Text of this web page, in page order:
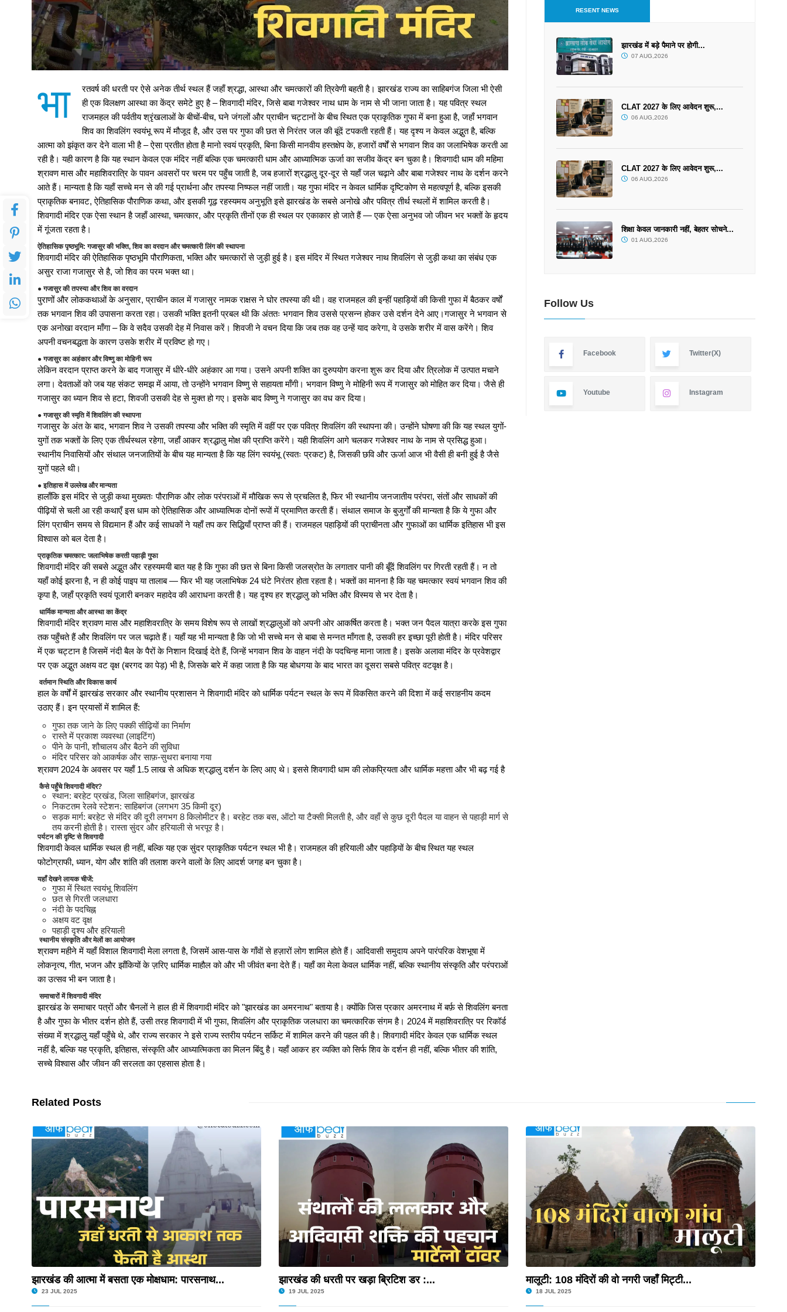
IBPS Recruitment 2026: बैंकों में PO और मैनेजमेंट ट्रेनी के 6715 पदों पर भर्ती, स्नातक...
नीट यूजी री-एग्जाम में बायोम संस्थान का उत्कृष्ट प्रदर्शन, कई छात्रों को मिलेंगे सरकारी कॉलेज...
बीआईटी मेसरा और आईआईटी भुवनेश्वर के बीच एमओयू, संयुक्त शोध और शैक्षणिक सहयोग को मिलेगा...
NEET UG री-एग्जाम में झारखंड के सुहर्ष बने स्टेट टॉपर, AIR 455. रांची के ज्ञानेंद्र...
विद्या विकास पब्लिक स्कूल में छात्र परिषद् शपथ ग्रहण समारोह का भव्य आयोजन
विद्या विकास पब्लिक स्कूल में छात्र परिषद् शपथ ग्रहण समारोह का भव्य आयोजन
BIT मेसरा के दो छात्रों को करोड़ों का पैकेज, रांची के कुशाग्र को 1.4 करोड़...
हॉकी झारखंड की बड़ी उपलब्धि, यूथ हॉकी 5s एशियन चैंपियनशिप के लिए भारतीय टीम में...
बीएससी नर्सिंग बेसिक, पोस्ट-बेसिक प्रवेश परीक्षा के लिए आवेदन शुरू
BIT मेसरा ने मनाया 72वां स्थापना दिवस, NVIDIA-पावर्ड सेंटर ऑफ एक्सीलेंस की घोषणा
Jharkhand Teacher Recruitment 2025: JSSC ने जारी किया नोटिफिकेशन, 3451 पदों पर
शुरू
KVS & NVS Recruitment 2025: 14,000+ टीचिंग और नॉन-टीचिंग पदों पर भर्ती जारी, आवेदन
Jharkhand Assistant Jailor Vacancy 2025: JSSC ने 42 पदों पर भर्ती निकाली
E Kalyan Jharkhand Scholarship 2025-26: ऑनलाइन आवेदन शुरू जल्द
Jharkhand Home Guard Vacancy 2025: दुमका में 737 और साहेबगंज में 427 पदों पर भर्ती,...
IPPB GDS Executive Recruitment 2025: ग्रामीण डाक सेवकों के लिए अवसर
खेलो झारखंड: राज्य स्तरीय हॉकी और तीरंदाजी प्रतियोगिता का शुभारंभ
BIT mesra 35वां दीक्षांत समारोह: 2589 छात्रों को मिली डिग्री, 16 टॉपर्स को गोल्ड मेडल
Jharkhand Kakshpal Vacancy 2025: 1733 पदों पर भर्ती शुरू, आवेदन 7 Nov से
CUJ Admission 2025: सीयूजे में चार वर्षीय स्नातक (UG) कार्यक्रमों की तीसरे चरण की
Jharkhand Home Guard Vacancy 2025: सिमडेगा जिले में 510 पदों पर भर्ती
Mission MBA 2026: IIM और अन्य मैनेजमेंट कॉलेजों में एडमिशन प्रक्रिया शुरू
JPSC Jharkhand Eligibility Test (JET) Online Form 2025: 6 अक्टूबर तक करें आवेदन
सीयूजे (CUJ) में नशा मुक्ति अभियान की शुरुआत, छात्रों ने ली नशा मुक्त भारत की...
भा
रतवर्ष की धरती पर ऐसे अनेक तीर्थ स्थल हैं जहाँ श्रद्धा, आस्था और चमत्कारों की त्रिवेणी बहती है। झारखंड राज्य का साहिबगंज जिला भी ऐसी
ही एक विलक्षण आस्था का केंद्र समेटे हुए है – शिवगादी मंदिर, जिसे बाबा गजेश्वर नाथ धाम के नाम से भी जाना जाता है। यह पवित्र स्थल
राजमहल की पर्वतीय श्रृंखलाओं के बीचों-बीच, घने जंगलों और प्राचीन चट्टानों के बीच स्थित एक प्राकृतिक गुफा में बना हुआ है, जहाँ भगवान
शिव का शिवलिंग स्वयंभू रूप में मौजूद है, और उस पर गुफा की छत से निरंतर जल की बूंदें टपकती रहती हैं। यह दृश्य न केवल अद्भुत है, बल्कि
आत्मा को झंकृत कर देने वाला भी है – ऐसा प्रतीत होता है मानो स्वयं प्रकृति, बिना किसी मानवीय हस्तक्षेप के, हजारों वर्षों से भगवान शिव का जलाभिषेक करती आ
रही है। यही कारण है कि यह स्थान केवल एक मंदिर नहीं बल्कि एक चमत्कारी धाम और आध्यात्मिक ऊर्जा का सजीव केंद्र बन चुका है। शिवगादी धाम की महिमा
श्रावण मास और महाशिवरात्रि के पावन अवसरों पर चरम पर पहुँच जाती है, जब हजारों श्रद्धालु दूर-दूर से यहाँ जल चढ़ाने और बाबा गजेश्वर नाथ के दर्शन करने
आते हैं। मान्यता है कि यहाँ सच्चे मन से की गई प्रार्थना और तपस्या निष्फल नहीं जाती। यह गुफा मंदिर न केवल धार्मिक दृष्टिकोण से महत्वपूर्ण है, बल्कि इसकी
प्राकृतिक बनावट, ऐतिहासिक पौराणिक कथा, और इसकी गूढ़ रहस्यमय अनुभूति इसे झारखंड के सबसे अनोखे और पवित्र तीर्थ स्थलों में शामिल करती है।
शिवगादी मंदिर एक ऐसा स्थान है जहाँ आस्था, चमत्कार, और प्रकृति तीनों एक ही स्थल पर एकाकार हो जाते हैं — एक ऐसा अनुभव जो जीवन भर भक्तों के हृदय
में गूंजता रहता है।
ऐतिहासिक पृष्ठभूमि: गजासुर की भक्ति, शिव का वरदान और चमत्कारी लिंग की स्थापना
शिवगादी मंदिर की ऐतिहासिक पृष्ठभूमि पौराणिकता, भक्ति और चमत्कारों से जुड़ी हुई है। इस मंदिर में स्थित गजेश्वर नाथ शिवलिंग से जुड़ी कथा का संबंध एक
असुर राजा गजासुर से है, जो शिव का परम भक्त था।
● गजासुर की तपस्या और शिव का वरदान
पुराणों और लोककथाओं के अनुसार, प्राचीन काल में गजासुर नामक राक्षस ने घोर तपस्या की थी। वह राजमहल की इन्हीं पहाड़ियों की किसी गुफा में बैठकर वर्षों
तक भगवान शिव की उपासना करता रहा। उसकी भक्ति इतनी प्रबल थी कि अंततः भगवान शिव उससे प्रसन्न होकर उसे दर्शन देने आए।गजासुर ने भगवान से
एक अनोखा वरदान माँगा – कि वे सदैव उसकी देह में निवास करें। शिवजी ने वचन दिया कि जब तक वह उन्हें याद करेगा, वे उसके शरीर में वास करेंगे। शिव
अपनी वचनबद्धता के कारण उसके शरीर में प्रविष्ट हो गए।
● गजासुर का अहंकार और विष्णु का मोहिनी रूप
लेकिन वरदान प्राप्त करने के बाद गजासुर में धीरे-धीरे अहंकार आ गया। उसने अपनी शक्ति का दुरुपयोग करना शुरू कर दिया और त्रिलोक में उत्पात मचाने
लगा। देवताओं को जब यह संकट समझ में आया, तो उन्होंने भगवान विष्णु से सहायता माँगी। भगवान विष्णु ने मोहिनी रूप में गजासुर को मोहित कर दिया। जैसे ही
गजासुर का ध्यान शिव से हटा, शिवजी उसकी देह से मुक्त हो गए। इसके बाद विष्णु ने गजासुर का वध कर दिया।
● गजासुर की स्मृति में शिवलिंग की स्थापना
गजासुर के अंत के बाद, भगवान शिव ने उसकी तपस्या और भक्ति की स्मृति में वहीं पर एक पवित्र शिवलिंग की स्थापना की। उन्होंने घोषणा की कि यह स्थल युगों-
युगों तक भक्तों के लिए एक तीर्थस्थल रहेगा, जहाँ आकर श्रद्धालु मोक्ष की प्राप्ति करेंगे। यही शिवलिंग आगे चलकर गजेश्वर नाथ के नाम से प्रसिद्ध हुआ।
स्थानीय निवासियों और संथाल जनजातियों के बीच यह मान्यता है कि यह लिंग स्वयंभू (स्वतः प्रकट) है, जिसकी छवि और ऊर्जा आज भी वैसी ही बनी हुई है जैसे
युगों पहले थी।
● इतिहास में उल्लेख और मान्यता
हालाँकि इस मंदिर से जुड़ी कथा मुख्यतः पौराणिक और लोक परंपराओं में मौखिक रूप से प्रचलित है, फिर भी स्थानीय जनजातीय परंपरा, संतों और साधकों की
पीढ़ियों से चली आ रही कथाएँ इस धाम को ऐतिहासिक और आध्यात्मिक दोनों रूपों में प्रमाणित करती हैं। संथाल समाज के बुजुर्गों की मान्यता है कि ये गुफा और
लिंग प्राचीन समय से विद्यमान हैं और कई साधकों ने यहाँ तप कर सिद्धियाँ प्राप्त की हैं। राजमहल पहाड़ियों की प्राचीनता और गुफाओं का धार्मिक इतिहास भी इस
विश्वास को बल देता है।
प्राकृतिक चमत्कार: जलाभिषेक करती पहाड़ी गुफा
शिवगादी मंदिर की सबसे अद्भुत और रहस्यमयी बात यह है कि गुफा की छत से बिना किसी जलस्रोत के लगातार पानी की बूँदें शिवलिंग पर गिरती रहती हैं। न तो
यहाँ कोई झरना है, न ही कोई पाइप या तालाब — फिर भी यह जलाभिषेक 24 घंटे निरंतर होता रहता है। भक्तों का मानना है कि यह चमत्कार स्वयं भगवान शिव की
कृपा है, जहाँ प्रकृति स्वयं पूजारी बनकर महादेव की आराधना करती है। यह दृश्य हर श्रद्धालु को भक्ति और विस्मय से भर देता है।
धार्मिक मान्यता और आस्था का केंद्र
शिवगादी मंदिर श्रावण मास और महाशिवरात्रि के समय विशेष रूप से लाखों श्रद्धालुओं को अपनी ओर आकर्षित करता है। भक्त जन पैदल यात्रा करके इस गुफा
तक पहुँचते हैं और शिवलिंग पर जल चढ़ाते हैं। यहाँ यह भी मान्यता है कि जो भी सच्चे मन से बाबा से मन्नत माँगता है, उसकी हर इच्छा पूरी होती है। मंदिर परिसर
में एक चट्टान है जिसमें नंदी बैल के पैरों के निशान दिखाई देते हैं, जिन्हें भगवान शिव के वाहन नंदी के पदचिन्ह माना जाता है। इसके अलावा मंदिर के प्रवेशद्वार
पर एक अद्भुत अक्षय वट वृक्ष (बरगद का पेड़) भी है, जिसके बारे में कहा जाता है कि यह बोधगया के बाद भारत का दूसरा सबसे पवित्र वटवृक्ष है।
वर्तमान स्थिति और विकास कार्य
हाल के वर्षों में झारखंड सरकार और स्थानीय प्रशासन ने शिवगादी मंदिर को धार्मिक पर्यटन स्थल के रूप में विकसित करने की दिशा में कई सराहनीय कदम
उठाए हैं। इन प्रयासों में शामिल हैं:
गुफा तक जाने के लिए पक्की सीढ़ियों का निर्माण
रास्ते में प्रकाश व्यवस्था (लाइटिंग)
पीने के पानी, शौचालय और बैठने की सुविधा
मंदिर परिसर को आकर्षक और साफ़-सुथरा बनाया गया
श्रावण 2024 के अवसर पर यहाँ 1.5 लाख से अधिक श्रद्धालु दर्शन के लिए आए थे। इससे शिवगादी धाम की लोकप्रियता और धार्मिक महत्ता और भी बढ़ गई है
कैसे पहुँचे शिवगादी मंदिर?
स्थान: बरहेट प्रखंड, जिला साहिबगंज, झारखंड
निकटतम रेलवे स्टेशन: साहिबगंज (लगभग 35 किमी दूर)
सड़क मार्ग: बरहेट से मंदिर की दूरी लगभग 8 किलोमीटर है। बरहेट तक बस, ऑटो या टैक्सी मिलती है, और वहाँ से कुछ दूरी पैदल या वाहन से पहाड़ी मार्ग से
तय करनी होती है। रास्ता सुंदर और हरियाली से भरपूर है।
पर्यटन की दृष्टि से शिवगादी
शिवगादी केवल धार्मिक स्थल ही नहीं, बल्कि यह एक सुंदर प्राकृतिक पर्यटन स्थल भी है। राजमहल की हरियाली और पहाड़ियों के बीच स्थित यह स्थल
फोटोग्राफी, ध्यान, योग और शांति की तलाश करने वालों के लिए आदर्श जगह बन चुका है।
यहाँ देखने लायक चीजें:
गुफा में स्थित स्वयंभू शिवलिंग
छत से गिरती जलधारा
नंदी के पदचिह्न
अक्षय वट वृक्ष
पहाड़ी दृश्य और हरियाली
स्थानीय संस्कृति और मेलों का आयोजन
श्रावण महीने में यहाँ विशाल शिवगादी मेला लगता है, जिसमें आस-पास के गाँवों से हज़ारों लोग शामिल होते हैं। आदिवासी समुदाय अपने पारंपरिक वेशभूषा में
लोकनृत्य, गीत, भजन और झाँकियों के ज़रिए धार्मिक माहौल को और भी जीवंत बना देते हैं। यहाँ का मेला केवल धार्मिक नहीं, बल्कि स्थानीय संस्कृति और परंपराओं
का उत्सव भी बन जाता है।
समाचारों में शिवगादी मंदिर
झारखंड के समाचार पत्रों और चैनलों ने हाल ही में शिवगादी मंदिर को "झारखंड का अमरनाथ" बताया है। क्योंकि जिस प्रकार अमरनाथ में बर्फ़ से शिवलिंग बनता
है और गुफा के भीतर दर्शन होते हैं, उसी तरह शिवगादी में भी गुफा, शिवलिंग और प्राकृतिक जलधारा का चमत्कारिक संगम है। 2024 में महाशिवरात्रि पर रिकॉर्ड
संख्या में श्रद्धालु यहाँ पहुँचे थे, और राज्य सरकार ने इसे राज्य स्तरीय पर्यटन सर्किट में शामिल करने की पहल की है। शिवगादी मंदिर केवल एक धार्मिक स्थल
नहीं है, बल्कि यह प्रकृति, इतिहास, संस्कृति और आध्यात्मिकता का मिलन बिंदु है। यहाँ आकर हर व्यक्ति को सिर्फ शिव के दर्शन ही नहीं, बल्कि भीतर की शांति,
सच्चे विश्वास और जीवन की सरलता का एहसास होता है।
RESENT NEWS
झारखंड में बड़े पैमाने पर होगी...
07 AUG,2026
CLAT 2027 के लिए आवेदन शुरू,...
06 AUG,2026
CLAT 2027 के लिए आवेदन शुरू,...
06 AUG,2026
शिक्षा केवल जानकारी नहीं, बेहतर सोचने...
01 AUG,2026
Follow Us
Facebook Twitter(X)
Youtube Instagram
Related Posts
झारखंड की आत्मा में बसता एक मोक्षधाम: पारसनाथ...
23 JUL 2025
झारखंड की धरती पर खड़ा ब्रिटिश डर :...
19 JUL 2025
मालूटी: 108 मंदिरों की वो नगरी जहाँ मिट्टी...
18 JUL 2025